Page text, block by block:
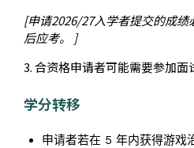
[申请2026/27入学者提交的成绩
后应考。 ]
3. 合资格申请者可能需要参加面
学分转移
申请者若在 5 年内获得游戏